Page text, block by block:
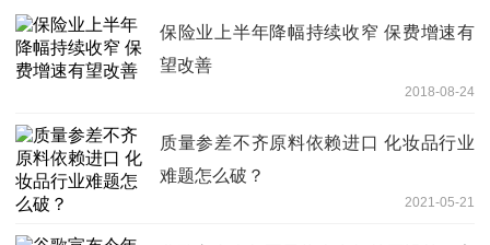
保险业上半年降幅持续收窄 保费增速有
望改善
2018-08-24
质量参差不齐原料依赖进口 化妆品行业
难题怎么破？
2021-05-21